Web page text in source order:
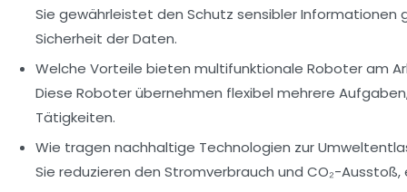
Sie gewährleistet den Schutz sensibler
Sicherheit der Daten.
Welche Vorteile bieten multifunktionale Roboter am
Diese Roboter übernehmen flexibel mehrere
Tätigkeiten.
Wie tragen nachhaltige Technologien zur
Sie reduzieren den Stromverbrauch und CO₂-